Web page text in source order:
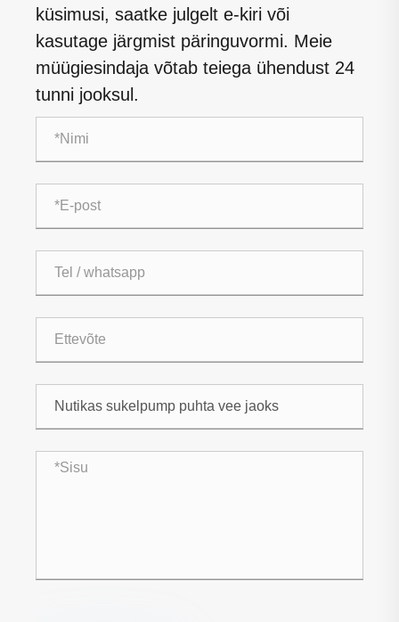
küsimusi, saatke julgelt e-kiri või
kasutage järgmist päringuvormi. Meie
müügiesindaja võtab teiega ühendust 24
tunni jooksul.